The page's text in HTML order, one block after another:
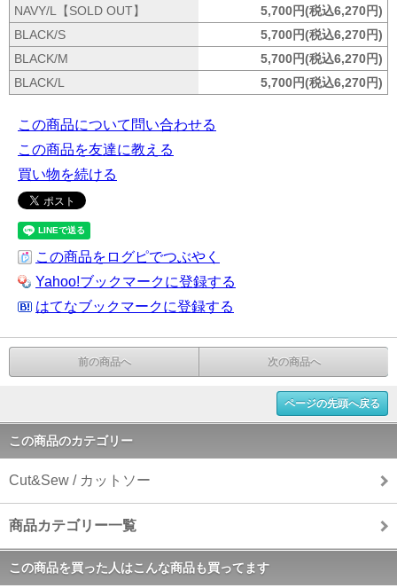
NAVY/L【SOLD OUT】
5,700円(税込6,270円)
BLACK/S
5,700円(税込6,270円)
BLACK/M
5,700円(税込6,270円)
BLACK/L
5,700円(税込6,270円)
この商品について問い合わせる
この商品を友達に教える
買い物を続ける
この商品をログピでつぶやく
Yahoo!ブックマークに登録する
はてなブックマークに登録する
前の商品へ 次の商品へ
ページの先頭へ戻る
この商品のカテゴリー
Cut&Sew / カットソー
商品カテゴリー一覧
この商品を買った人はこんな商品も買ってます